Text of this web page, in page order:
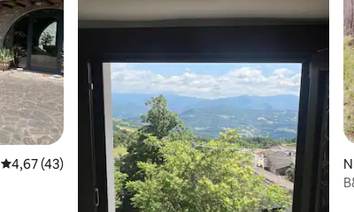
Xếp hạng trung bình 4,67/5, 43 đánh giá
4,67 (43)